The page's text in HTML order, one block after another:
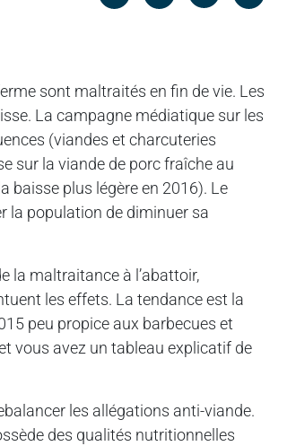
sont maltraités en fin de vie. Les
La campagne médiatique sur les
(viandes et charcuteries
sur la viande de porc fraîche au
baisse plus légère en 2016). Le
la population de diminuer sa
la maltraitance à l’abattoir,
les effets. La tendance est la
peu propice aux barbecues et
vous avez un tableau explicatif de
les allégations anti-viande.
des qualités nutritionnelles